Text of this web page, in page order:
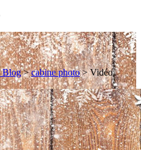
Blog>cabine photo>Vidéo